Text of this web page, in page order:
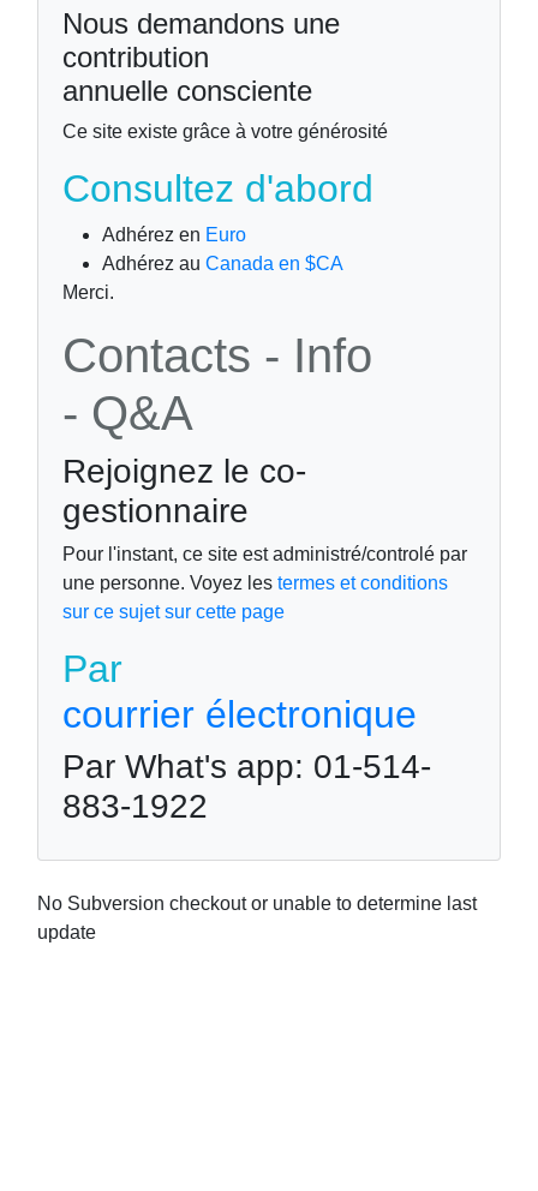
Nous demandons une
contribution
annuelle consciente
Ce site existe grâce à votre générosité
Consultez d'abord
Adhérez en Euro
Adhérez au Canada en $CA
Merci.
Contacts - Info
- Q&A
Rejoignez le co-
gestionnaire
Pour l'instant, ce site est administré/controlé par
une personne. Voyez les termes et conditions
sur ce sujet sur cette page
Par
courrier électronique
Par What's app: 01-514-
883-1922
No Subversion checkout or unable to determine last
update